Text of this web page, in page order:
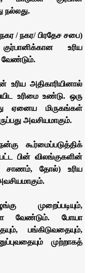
நல்லது.
/ நகர/ பிரதேச சபை)
உரிய
வேண்டும்.
உரிய அதிகாரியினால்
உரிமை உண்டு. ஒரு
ஏனைய மிருகங்கள்
அவசியமாகும்.
கூர்மைப்படுத்திக்
பின் விலங்குகளின்
சாணம், தோல்) உரிய
முறைப்படியும்,
வேண்டும். போயா
பங்கிடுவதையும்,
முற்றாகத்